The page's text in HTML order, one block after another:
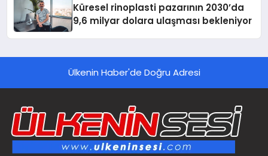
Küresel rinoplasti pazarının 2030’da
9,6 milyar dolara ulaşması bekleniyor
Ülkenin Haber'de Doğru Adresi